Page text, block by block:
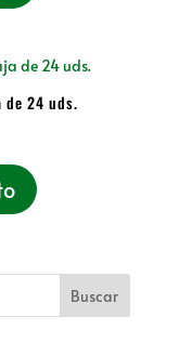
de 24 uds.
Buscar